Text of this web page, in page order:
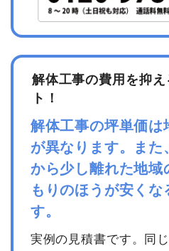
解体工事の費用を抑
ト！
解体工事の坪単価は
が異なります。また
から少し離れた地域
もりのほうが安くな
す。
実例の見積書です。同